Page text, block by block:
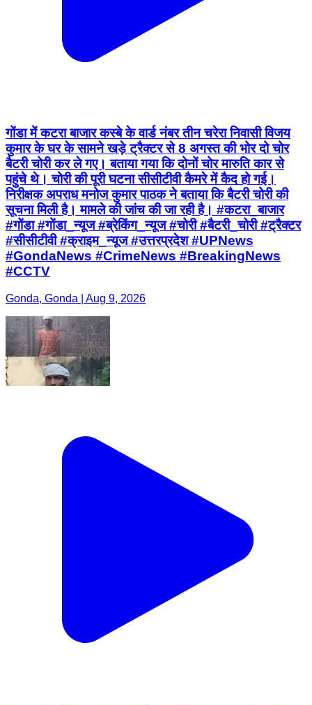
गोंडा में कटरा बाजार कस्बे के वार्ड नंबर तीन चरेरा निवासी विजय
कुमार के घर के सामने खड़े ट्रैक्टर से 8 अगस्त की भोर दो चोर
बैटरी चोरी कर ले गए। बताया गया कि दोनों चोर मारुति कार से
पहुंचे थे। चोरी की पूरी घटना सीसीटीवी कैमरे में कैद हो गई।
निरीक्षक अपराध मनोज कुमार पाठक ने बताया कि बैटरी चोरी की
सूचना मिली है। मामले की जांच की जा रही है। #कटरा_बाजार
#गोंडा #गोंडा_न्यूज #ब्रेकिंग_न्यूज #चोरी #बैटरी_चोरी #ट्रैक्टर
#सीसीटीवी #क्राइम_न्यूज #उत्तरप्रदेश #UPNews
#GondaNews #CrimeNews #BreakingNews
#CCTV
Gonda, Gonda | Aug 9, 2026